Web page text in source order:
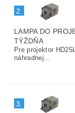
2.
LAMPA DO
TÝŽDŇA
Pre projektor
náhradnej...
3.